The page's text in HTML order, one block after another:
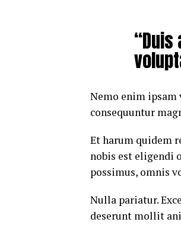
Nemo enim
consequuntur
Et harum quidem
nobis est eligendi
possimus, omnis
Nulla pariatur.
deserunt mollit